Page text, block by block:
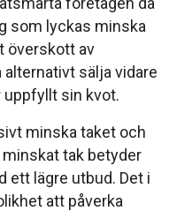
som lyckas minska
överskott av
sälja vidare
uppfyllt sin kvot.
minska taket och
tak betyder
ett lägre utbud. Det i
att påverka